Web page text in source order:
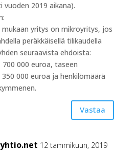
2019 aikana).
yritys on mikroyritys, jos
peräkkäisellä tilikaudella
seuraavista ehdoista:
000 euroa, taseen
000 euroa ja henkilömäärä
Vastaa
12 tammikuun, 2019